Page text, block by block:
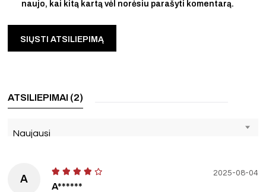
naujo, kai kitą kartą vėl norėsiu parašyti komentarą.
ATSILIEPIMAI (2)
Naujausi
A
A******
2025-08-04